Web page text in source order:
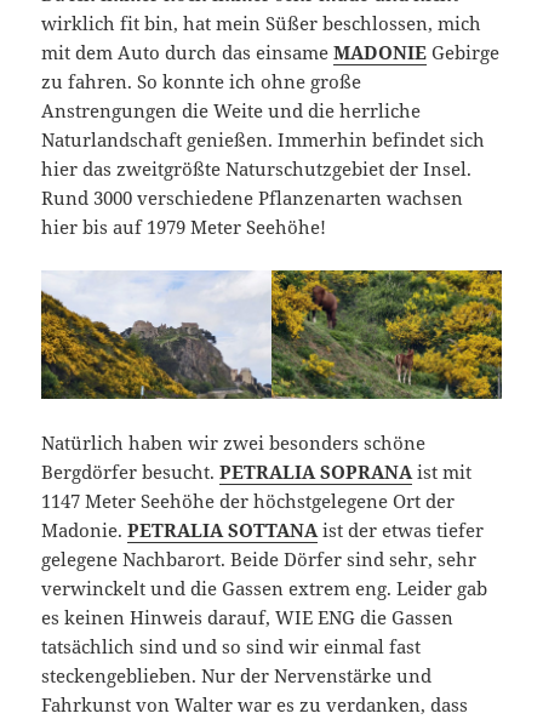
wirklich fit bin, hat mein Süßer beschlossen, mich
mit dem Auto durch das einsameMADONIE Gebirge
zu fahren. So konnte ich ohne große
Anstrengungen die Weite und die herrliche
Naturlandschaft genießen. Immerhin befindet sich
hier das zweitgrößte Naturschutzgebiet der Insel.
Rund 3000 verschiedene Pflanzenarten wachsen
hier bis auf 1979 Meter Seehöhe!
Natürlich haben wir zwei besonders schöne
Bergdörfer besucht.PETRALIA SOPRANA ist mit
1147 Meter Seehöhe der höchstgelegene Ort der
Madonie.PETRALIA SOTTANAist der etwas tiefer
gelegene Nachbarort. Beide Dörfer sind sehr, sehr
verwinckelt und die Gassen extrem eng. Leider gab
es keinen Hinweis darauf, WIE ENG die Gassen
tatsächlich sind und so sind wir einmal fast
steckengeblieben. Nur der Nervenstärke und
Fahrkunst von Walter war es zu verdanken, dass